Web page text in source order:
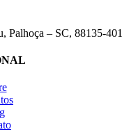
Palhoça – SC, 88135-401